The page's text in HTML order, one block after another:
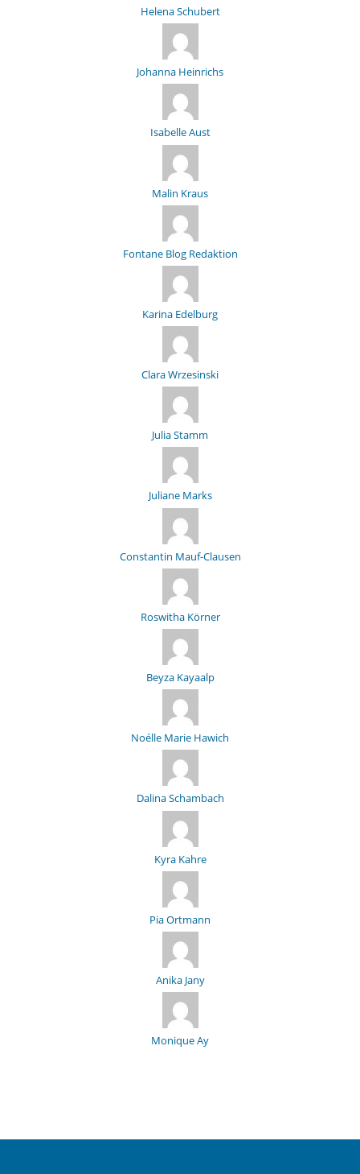
Helena Schubert
Johanna Heinrichs
Isabelle Aust
Malin Kraus
Fontane Blog Redaktion
Karina Edelburg
Clara Wrzesinski
Julia Stamm
Juliane Marks
Constantin Mauf-Clausen
Roswitha Körner
Beyza Kayaalp
Noélle Marie Hawich
Dalina Schambach
Kyra Kahre
Pia Ortmann
Anika Jany
Monique Ay